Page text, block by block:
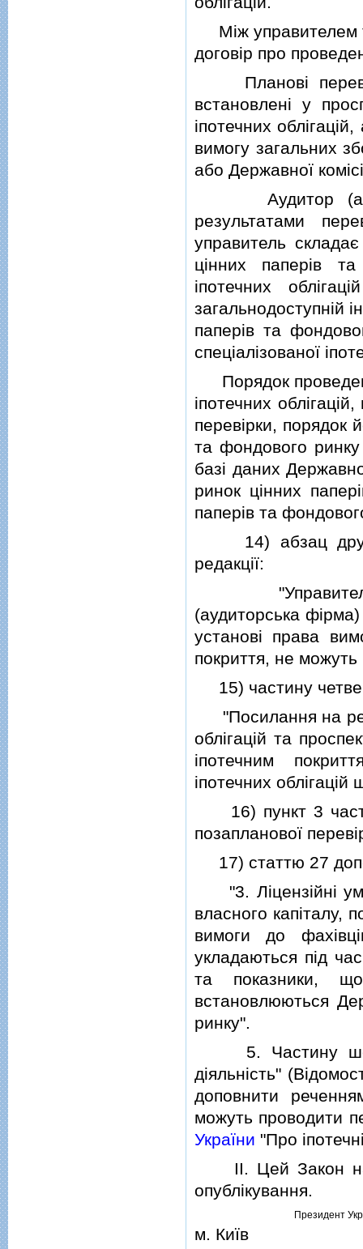
Мiж управителем
договiр про
Плановi
встановленi у
iпотечних
вимогу загальних
або Державної
Аудитор
результатами
управитель
цiнних паперiв та
iпотечних
загальнодоступнiй
паперiв та
спецiалiзованої
Порядок
iпотечних облiгацiй,
перевiрки, порядок
та фондового
базi даних
ринок цiнних
паперiв та
14) абзац
редакцiї:
"Управитель,
(аудиторська
установi права
покриття, не
15) частину
"Посилання на
облiгацiй та
iпотечним
iпотечних облiгацiй
16) пункт 3
позапланової
17) статтю 27
"3. Лiцензiйнi
власного капiталу,
вимоги до
укладаються пiд
та показники,
встановлюються
ринку".
5. Частину
дiяльнiсть"
доповнити
можуть проводити
України "Про
II. Цей Закон
опублiкування.
Президент
м. Київ